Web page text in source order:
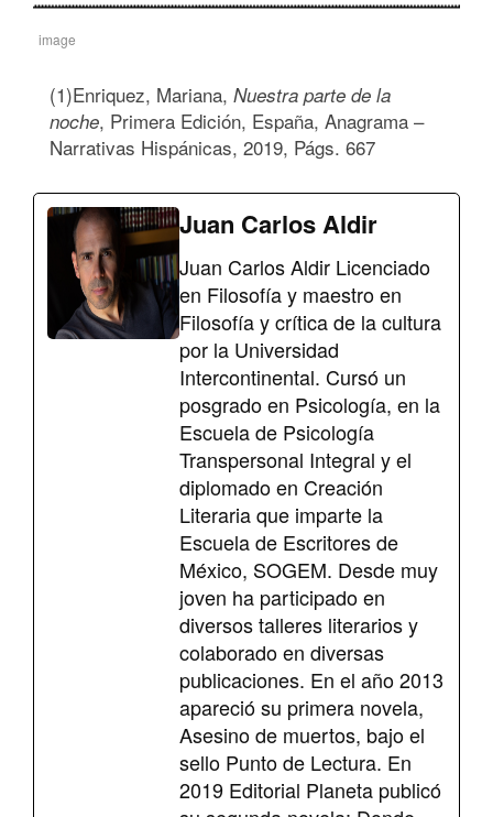
image
(1)Enriquez, Mariana, Nuestra parte de la
noche, Primera Edición, España, Anagrama –
Narrativas Hispánicas, 2019, Págs. 667
Juan Carlos Aldir
Juan Carlos Aldir Licenciado
en Filosofía y maestro en
Filosofía y crítica de la cultura
por la Universidad
Intercontinental. Cursó un
posgrado en Psicología, en la
Escuela de Psicología
Transpersonal Integral y el
diplomado en Creación
Literaria que imparte la
Escuela de Escritores de
México, SOGEM. Desde muy
joven ha participado en
diversos talleres literarios y
colaborado en diversas
publicaciones. En el año 2013
apareció su primera novela,
Asesino de muertos, bajo el
sello Punto de Lectura. En
2019 Editorial Planeta publicó